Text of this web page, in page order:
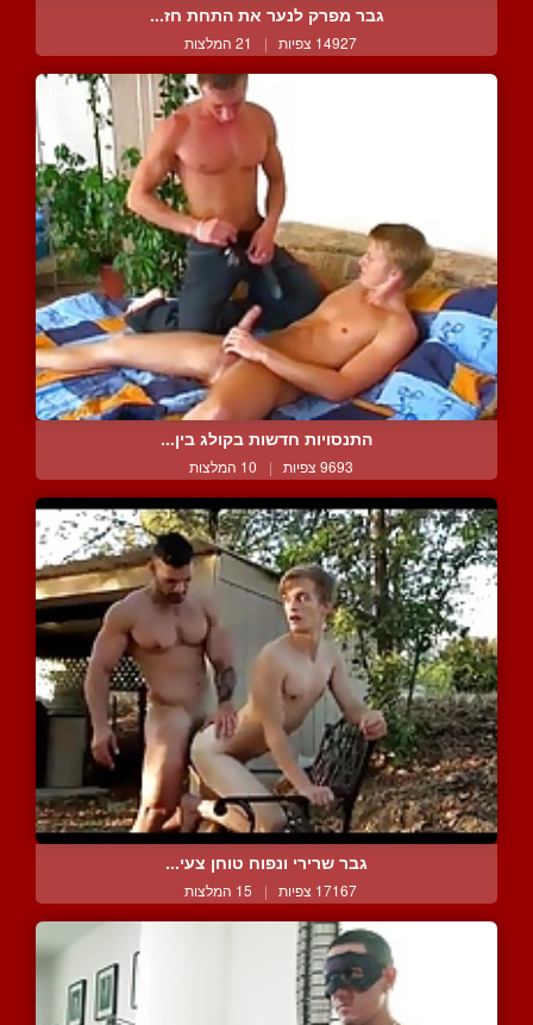
גבר מפרק לנער את התחת חז...
14927 צפיות | 21 המלצות
התנסויות חדשות בקולג בין...
9693 צפיות | 10 המלצות
גבר שרירי ונפוח טוחן צעי...
17167 צפיות | 15 המלצות